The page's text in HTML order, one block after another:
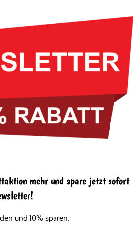
mehr und spare jetzt sofort
und 10% sparen.